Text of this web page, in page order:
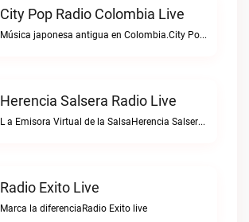
City Pop Radio Colombia Live
Música japonesa antigua en Colombia.City Pop Radio Colombia live
Herencia Salsera Radio Live
L a Emisora Virtual de la SalsaHerencia Salsera Radio live
Radio Exito Live
Marca la diferenciaRadio Exito live